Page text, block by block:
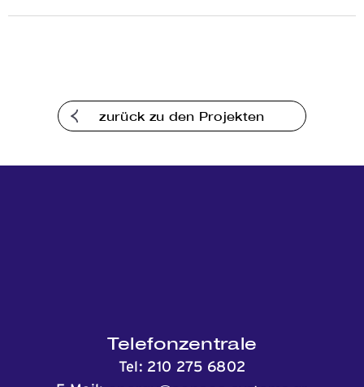
Aktivitäten
zurück zu den Projekten
Telefonzentrale
Tel: 210 275 6802